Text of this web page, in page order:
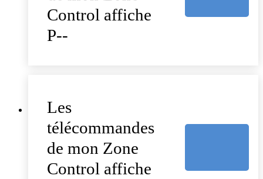
Control affiche
P--
Les
télécommandes
de mon Zone
Control affiche